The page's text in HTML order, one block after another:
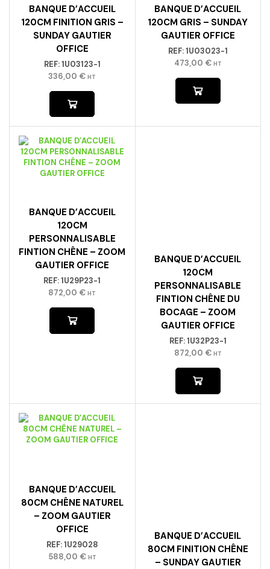
BANQUE D’ACCUEIL
120CM FINITION GRIS –
SUNDAY GAUTIER
OFFICE
REF:1U03123-1
336,00 € HT
BANQUE D’ACCUEIL
120CM GRIS – SUNDAY
GAUTIER OFFICE
REF:1U03023-1
473,00 € HT
BANQUE D’ACCUEIL
120CM
PERSONNALISABLE
FINTION CHÊNE – ZOOM
GAUTIER OFFICE
REF:1U29P23-1
872,00 € HT
BANQUE D’ACCUEIL
120CM
PERSONNALISABLE
FINTION CHÊNE DU
BOCAGE – ZOOM
GAUTIER OFFICE
REF:1U32P23-1
872,00 € HT
BANQUE D’ACCUEIL
80CM CHÊNE NATUREL
– ZOOM GAUTIER
OFFICE
REF:1U29028
588,00 € HT
BANQUE D’ACCUEIL
80CM FINITION CHÊNE
– SUNDAY GAUTIER